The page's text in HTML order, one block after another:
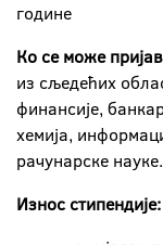
године
Ко се може
из сљедећих
финансије,
хемија,
рачунарске науке.
Износ стипендије: